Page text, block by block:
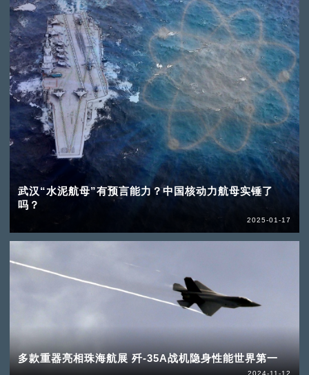
武汉“水泥航母”有预言能力？中国核动力航母实锤了
吗？
2025-01-17
多款重器亮相珠海航展 歼-35A战机隐身性能世界第一
2024-11-12